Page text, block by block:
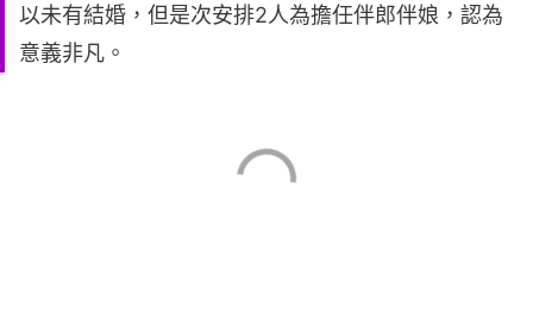
以未有結婚，但是次安排2人為擔任伴郎伴娘，認為
意義非凡。